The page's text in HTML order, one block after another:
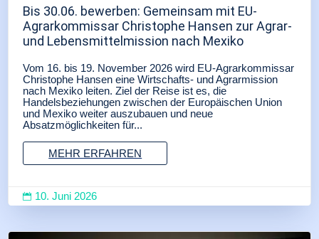
Bis 30.06. bewerben: Gemeinsam mit EU-
Agrarkommissar Christophe Hansen zur Agrar-
und Lebensmittelmission nach Mexiko
Vom 16. bis 19. November 2026 wird EU-Agrarkommissar
Christophe Hansen eine Wirtschafts- und Agrarmission
nach Mexiko leiten. Ziel der Reise ist es, die
Handelsbeziehungen zwischen der Europäischen Union
und Mexiko weiter auszubauen und neue
Absatzmöglichkeiten für...
MEHR ERFAHREN
 10. Juni 2026